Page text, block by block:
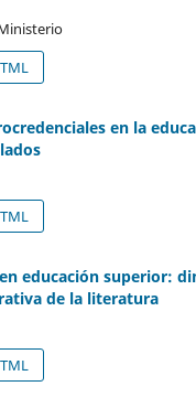
en la
educación superior:
de la literatura